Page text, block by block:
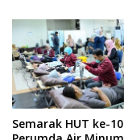
Semarak HUT ke-